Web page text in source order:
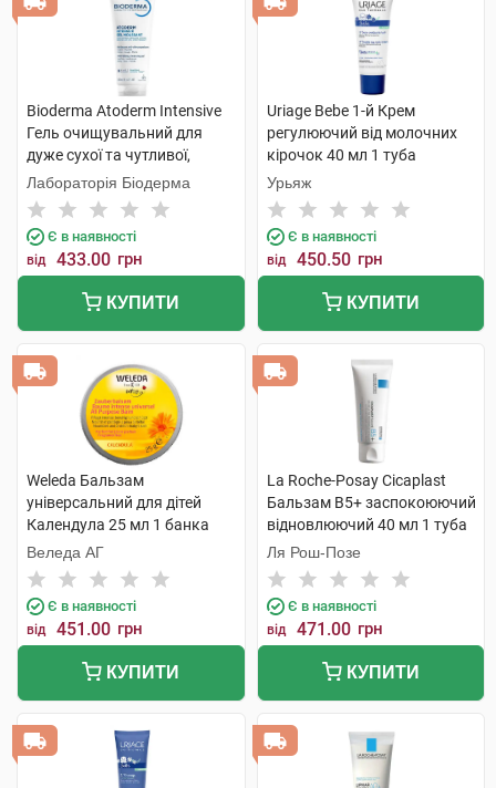
Bioderma Atoderm Intensive
Гель очищувальний для
дуже сухої та чутливої,
атопічної шкіри 200 мл 1
туба
Лабораторія Біодерма
Є в наявності
від 433.00 грн
КУПИТИ
Uriage Bebe 1-й Крем
регулюючий від молочних
кірочок 40 мл 1 туба
Урьяж
Є в наявності
від 450.50 грн
КУПИТИ
Weleda Бальзам
універсальний для дітей
Календула 25 мл 1 банка
Веледа АГ
Є в наявності
від 451.00 грн
КУПИТИ
La Roche-Posay Cicaplast
Бальзам B5+ заспокоюючий
відновлюючий 40 мл 1 туба
Ля Рош-Позе
Є в наявності
від 471.00 грн
КУПИТИ